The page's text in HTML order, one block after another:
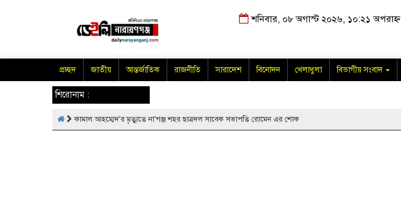
শনিবার, ০৮ অগাস্ট ২০২৬, ১০:২১ অপরাহ্ন
প্রচ্ছদ জাতীয় আন্তর্জাতিক রাজনীতি সারাদেশ বিনোদন খেলাধুলা বিভাগীয় সংবাদ
শিরোনাম :
কামাল আহম্মেদ'র মৃত্যুতে না'গঞ্জ শহর ছাত্রদল সাবেক সভাপতি রোমেন এর শোক